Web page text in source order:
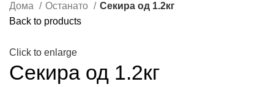
Дома Останато
Секира од 1.2кг
Back to products
Click to enlarge
Секира од 1.2кг